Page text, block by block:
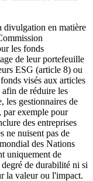
divulgation en matière
les fonds
de leur portefeuille
ESG (article 8) ou
visés aux articles
de réduire les
les gestionnaires de
exemple pour
des entreprises
ne nuisent pas de
des Nations
uniquement de
de durabilité ni si
la valeur ou l'impact.